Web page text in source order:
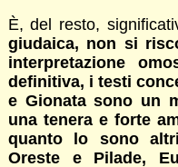
È, del resto,
giudaica, non si
interpretazione
definitiva, i testi
e Gionata sono un
una tenera e forte
quanto lo sono
Oreste e Pilade,